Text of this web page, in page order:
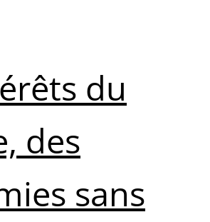
du
des
sans